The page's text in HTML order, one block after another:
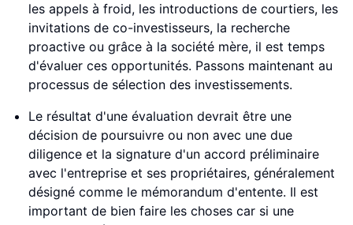
les appels à froid, les introductions de courtiers, les
invitations de co-investisseurs, la recherche
proactive ou grâce à la société mère, il est temps
d'évaluer ces opportunités. Passons maintenant au
processus de sélection des investissements.
Le résultat d'une évaluation devrait être une
décision de poursuivre ou non avec une due
diligence et la signature d'un accord préliminaire
avec l'entreprise et ses propriétaires, généralement
désigné comme le mémorandum d'entente. Il est
important de bien faire les choses car si une